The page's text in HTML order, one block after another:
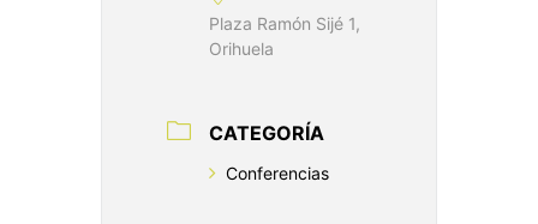
Plaza Ramón Sijé 1,
Orihuela
CATEGORÍA
Conferencias